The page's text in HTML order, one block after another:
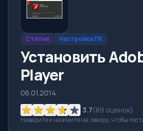
Статья Настройка ПК
Установить
Player
06.01.2014
3.7(89 оценок)
Наведите и нажмите на звезду, чтобы